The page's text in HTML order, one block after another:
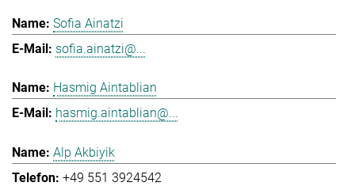
Sofia Ainatzi
sofia.ainatzi@...
Hasmig Aintablian
hasmig.aintablian@...
Alp Akbiyik
+49 551 3924542